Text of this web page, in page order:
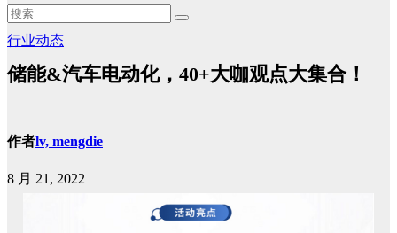
行业动态
储能&汽车电动化，40+大咖观点大集合！
作者lv, mengdie
8 月 21, 2022